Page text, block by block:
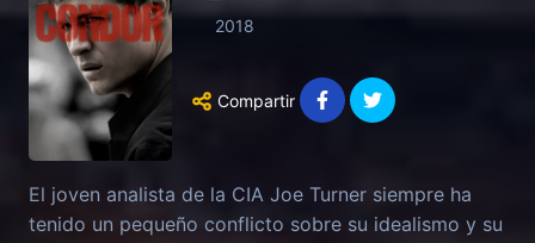
2018
Compartir
El joven analista de la CIA Joe Turner siempre ha
tenido un pequeño conflicto sobre su idealismo y su